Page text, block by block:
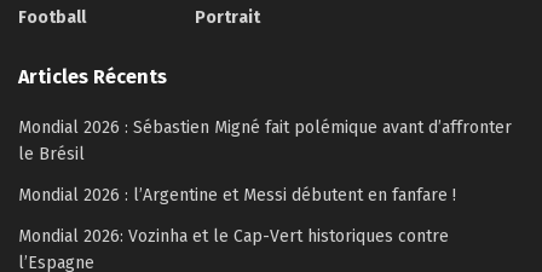
Football
Portrait
Articles Récents
Mondial 2026 : Sébastien Migné fait polémique avant d’affronter
le Brésil
Mondial 2026 : l’Argentine et Messi débutent en fanfare !
Mondial 2026: Vozinha et le Cap-Vert historiques contre
l’Espagne